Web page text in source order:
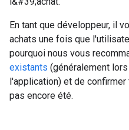
En tant que développeur, il
achats une fois que
pourquoi nous vous
existants (généralement
l'application) et de
pas encore été.